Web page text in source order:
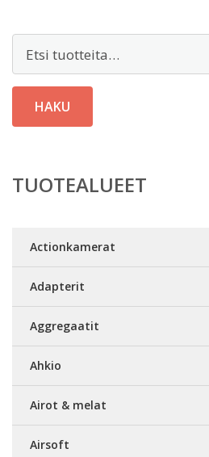
HAKU
TUOTEALUEET
Actionkamerat
Adapterit
Aggregaatit
Ahkio
Airot & melat
Airsoft